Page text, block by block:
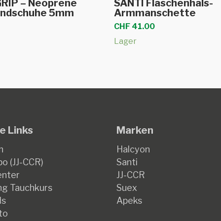
– Neoprene
5mm
Produkt
weist
mehrere
Optionen
der
Produktseite
gewählt
werden
SANTI Flaschenhals-
Armmanschette
CHF 41.00
Lager
Links
(JJ-CCR)
Tauchkurs
Marken
Halcyon
Santi
JJ-CCR
Suex
Apeks